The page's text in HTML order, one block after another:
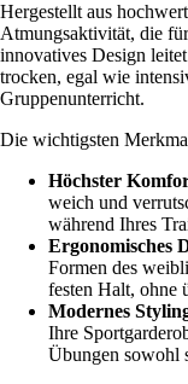
Hergestellt aus
Atmungsaktivität, die
innovatives Design
trocken, egal wie
Gruppenunterricht.
Die wichtigsten
Höchster
weich und
während Ihres
Ergonomisches
Formen des
festen Halt, ohne
Modernes
Ihre
Übungen sowohl